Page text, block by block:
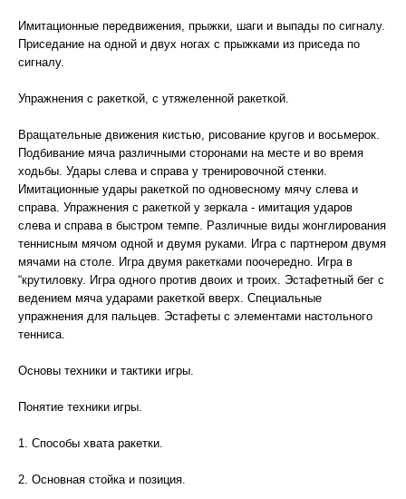
Имитационные передвижения, прыжки, шаги и выпады по сигналу.
Приседание на одной и двух ногах с прыжками из приседа по
сигналу.
Упражнения с ракеткой, с утяжеленной ракеткой.
Вращательные движения кистью, рисование кругов и восьмерок.
Подбивание мяча различными сторонами на месте и во время
ходьбы. Удары слева и справа у тренировочной стенки.
Имитационные удары ракеткой по одновесному мячу слева и
справа. Упражнения с ракеткой у зеркала - имитация ударов
слева и справа в быстром темпе. Различные виды жонглирования
теннисным мячом одной и двумя руками. Игра с партнером двумя
мячами на столе. Игра двумя ракетками поочередно. Игра в
“крутиловку. Игра одного против двоих и троих. Эстафетный бег с
ведением мяча ударами ракеткой вверх. Специальные
упражнения для пальцев. Эстафеты с элементами настольного
тенниса.
Основы техники и тактики игры.
Понятие техники игры.
1. Способы хвата ракетки.
2. Основная стойка и позиция.